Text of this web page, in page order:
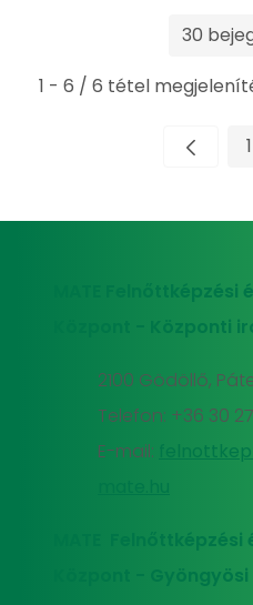
30
1 - 6 / 6 tétel
1
MATE
Központ - Központi
2100 Gödöllő,
Telefon: +36 30
E-mail:
MATE
Központ -